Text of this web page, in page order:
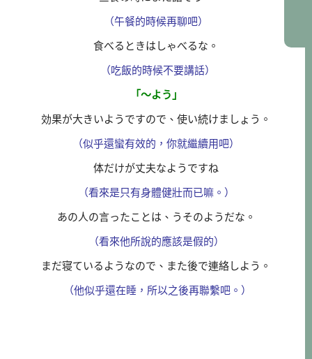
（午餐的時候再聊吧）
食べるときはしゃべるな。
（吃飯的時候不要講話）
「～よう」
効果が大きいようですので、使い続けましょう。
（似乎還蠻有效的，你就繼續用吧）
体だけが丈夫なようですね
（看來是只有身體健壯而已嘛。）
あの人の言ったことは、うそのようだな。
（看來他所說的應該是假的）
まだ寝ているようなので、また後で連絡しよう。
（他似乎還在睡，所以之後再聯繫吧。）